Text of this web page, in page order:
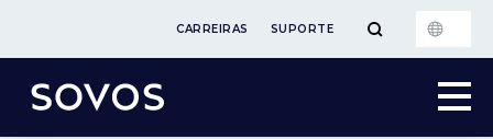
CARREIRAS SUPORTE